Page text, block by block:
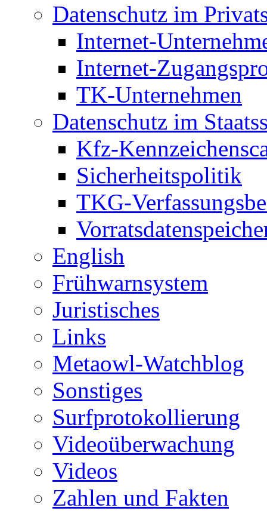
Datenschutz im
Internet-
Internet-
TK-Unternehmen
Datenschutz im
Kfz-
Sicherheitspolitik
TKG-
English
Frühwarnsystem
Juristisches
Links
Metaowl-Watchblog
Sonstiges
Surfprotokollierung
Videoüberwachung
Videos
Zahlen und Fakten